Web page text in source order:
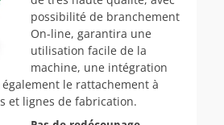
possibilité de branchement
On-line, garan­tira une
utilisation facile de la
machine, une intégration
le rattachement à
et lignes de fabrication.